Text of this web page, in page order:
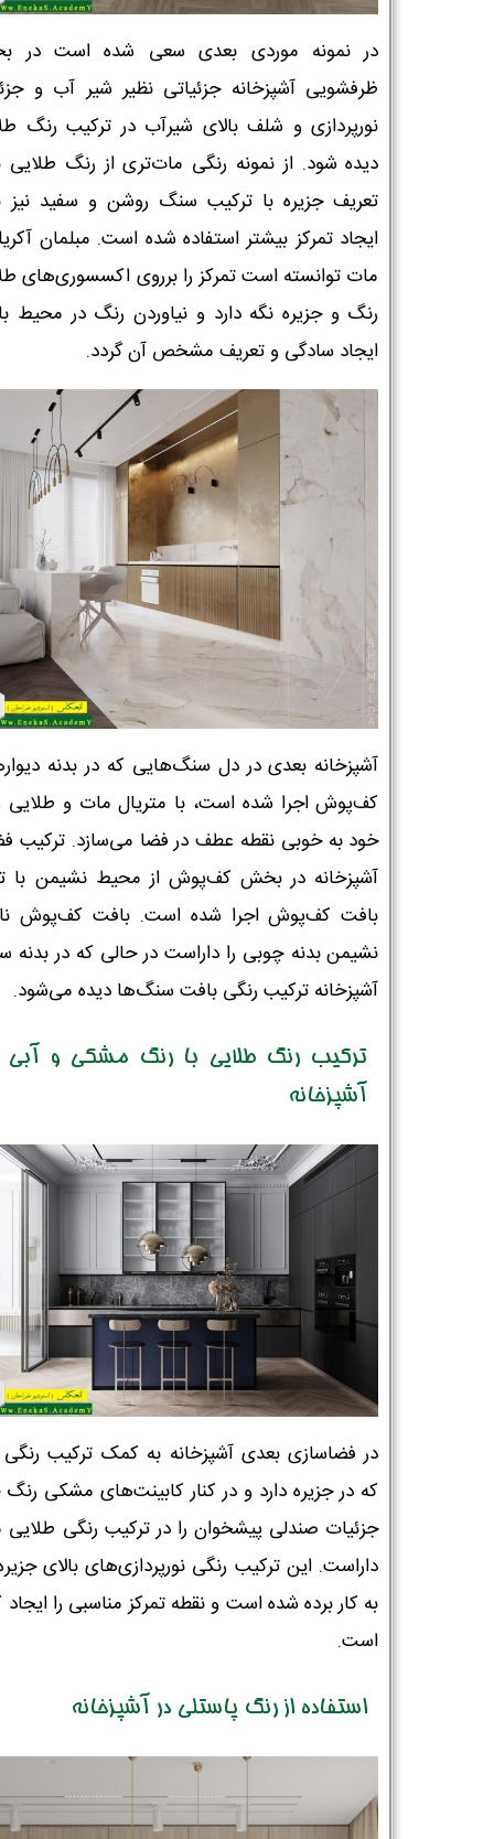
در نمونه موردی بعدی سعی شده است در
ظرفشویی آشپزخانه جزئیاتی نظیر شیر آب و
نورپردازی و شلف بالای شیرآب در ترکیب رنگ
دیده شود. از نمونه رنگی مات‌تری از رنگ طلایی
تعریف جزیره با ترکیب سنگ روشن و سفید نیز
ایجاد تمرکز بیشتر استفاده شده است. مبلمان
مات توانسته است تمرکز را برروی اکسسوری‌های
رنگ و جزیره نگه دارد و نیاوردن رنگ در محیط
ایجاد سادگی و تعریف مشخص آن گردد.
آشپزخانه بعدی در دل سنگ‌هایی که در بدنه
کف‌پوش اجرا شده است، با متریال مات و
خود به خوبی نقطه عطف در فضا می‌سازد. ترکیب
آشپزخانه در بخش کف‌پوش از محیط نشیمن با
بافت کف‌پوش اجرا شده است. بافت کف‌پوش
نشیمن بدنه چوبی را داراست در حالی که در
آشپزخانه ترکیب رنگی بافت سنگ‌ها دیده می‌شود.
ترکیب رنگ طلایی با رنگ مشکی و آبی
آشپزخانه
در فضاسازی بعدی آشپزخانه به کمک ترکیب
که در جزیره دارد و در کنار کابینت‌های مشکی
جزئیات صندلی پیشخوان را در ترکیب رنگی
داراست. این ترکیب رنگی نورپردازی‌های بالای
به کار برده شده است و نقطه تمرکز مناسبی را ایجاد
است.
استفاده از رنگ پاستلی در آشپزخانه